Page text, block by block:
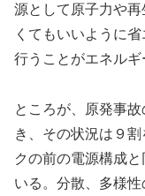
源として原子力や
くてもいいように
行うことがエネルギ
ところが、原発事
き、その状況は９
クの前の電源構成
いる。分散、多様性